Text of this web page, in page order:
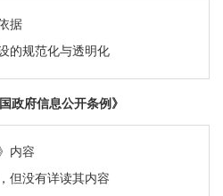
据
的规范化与透明化
政府信息公开条例》
内容
但没有详读其内容